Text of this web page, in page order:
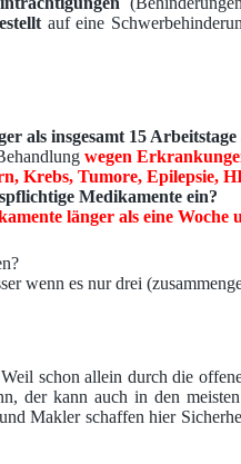
auf eine
als insgesamt 15 Arbeitstage
wegen
Krebs, Tumore, Epilepsie,
Medikamente ein?
länger als eine Woche
wenn es nur drei
schon allein durch die
der kann auch in den
Makler schaffen hier